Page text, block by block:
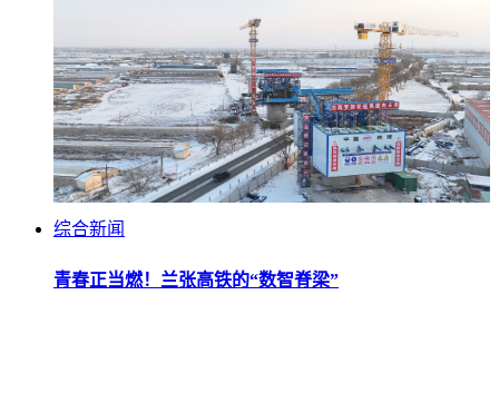
综合新闻
青春正当燃！兰张高铁的“数智脊梁”